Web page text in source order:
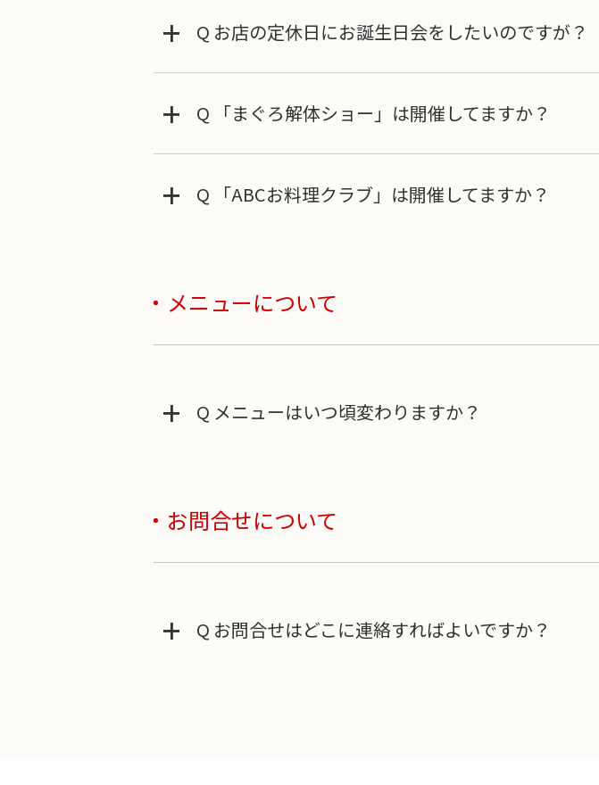
+ Q お店の定休日にお誕生日会をしたいのですが？
+ Q 「まぐろ解体ショー」は開催してますか？
+ Q 「ABCお料理クラブ」は開催してますか？
メニューについて
+ Q メニューはいつ頃変わりますか？
お問合せについて
+ Q お問合せはどこに連絡すればよいですか？